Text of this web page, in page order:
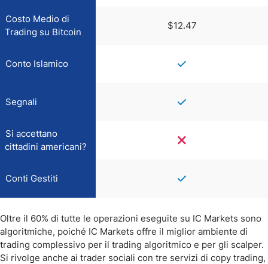
Costo Medio di
Trading su Bitcoin
$12.47
Conto Islamico
Segnali
Si accettano
cittadini americani?
Conti Gestiti
Oltre il 60% di tutte le operazioni eseguite su IC Markets sono
algoritmiche, poiché IC Markets offre il miglior ambiente di
trading complessivo per il trading algoritmico e per gli scalper.
Si rivolge anche ai trader sociali con tre servizi di copy trading,